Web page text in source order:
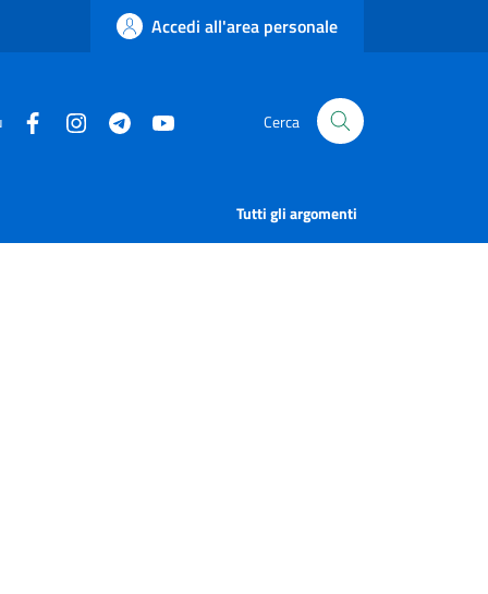
Accedi all'area personale
Cerca
Tutti gli argomenti